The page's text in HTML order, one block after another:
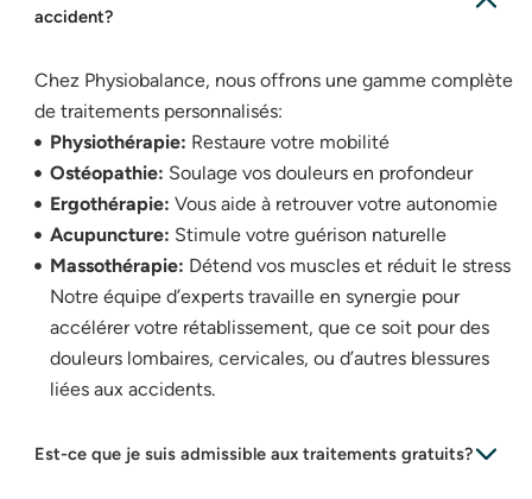
accident?
Chez Physiobalance, nous offrons une gamme complète
de traitements personnalisés:
Physiothérapie: Restaure votre mobilité
Ostéopathie: Soulage vos douleurs en profondeur
Ergothérapie: Vous aide à retrouver votre autonomie
Acupuncture: Stimule votre guérison naturelle
Massothérapie: Détend vos muscles et réduit le stress
Notre équipe d’experts travaille en synergie pour
accélérer votre rétablissement, que ce soit pour des
douleurs lombaires, cervicales, ou d’autres blessures
liées aux accidents.
Est-ce que je suis admissible aux traitements gratuits?